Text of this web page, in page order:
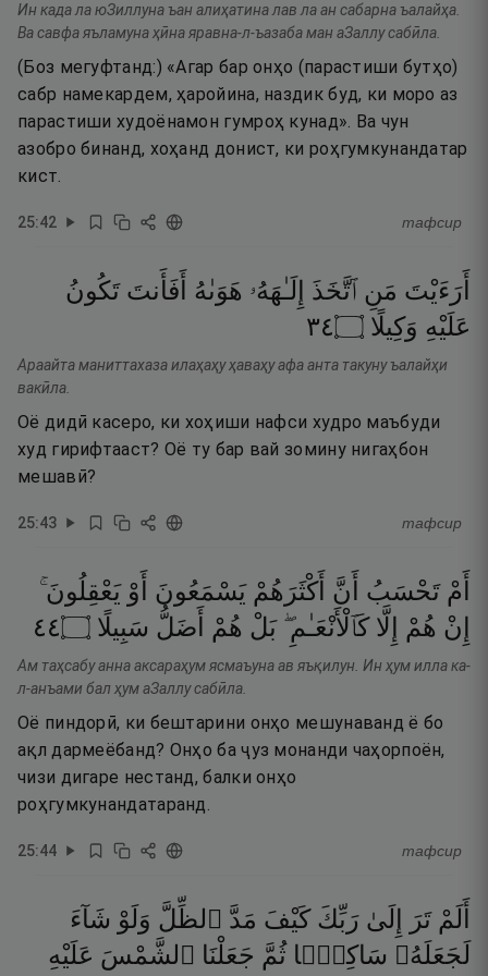
Ин када ла юЗиллуна ъан алиҳатина лав ла ан сабарна ъалайҳа.
Ва савфа яъламуна ҳӣна яравна-л-ъазаба ман аЗаллу сабӣла.
(Боз мегуфтанд:) «Агар бар онҳо (парастиши бутҳо)
сабр намекардем, ҳаройина, наздик буд, ки моро аз
парастиши худоёнамон гумроҳ кунад». Ва чун
азобро бинанд, хоҳанд донист, ки роҳгумкунандатар
кист.
25:42 тафсир
أَرَءَيْتَ مَنِ ٱتَّخَذَ إِلَـٰهَهُۥ هَوَىٰهُ أَفَأَنتَ تَكُونُ
عَلَيْهِ وَكِيلًا ۝٤٣
Араайта маниттахаза илаҳаҳу ҳаваҳу афа анта такуну ъалайҳи
вакӣла.
Оё дидӣ касеро, ки хоҳиши нафси худро маъбуди
худ гирифтааст? Оё ту бар вай зомину нигаҳбон
мешавӣ?
25:43 тафсир
أَمْ تَحْسَبُ أَنَّ أَكْثَرَهُمْ يَسْمَعُونَ أَوْ يَعْقِلُونَ ۚ
إِنْ هُمْ إِلَّا كَٱلْأَنْعَـٰمِ ۖ بَلْ هُمْ أَضَلُّ سَبِيلًا ۝٤٤
Ам таҳсабу анна аксараҳум ясмаъуна ав яъқилун. Ин ҳум илла ка-
л-анъами бал ҳум аЗаллу сабӣла.
Оё пиндорӣ, ки бештарини онҳо мешунаванд ё бо
ақл дармеёбанд? Онҳо ба ҷуз монанди чаҳорпоён,
чизи дигаре нестанд, балки онҳо
роҳгумкунандатаранд.
25:44 тафсир
أَلَمْ تَرَ إِلَىٰ رَبِّكَ كَيْفَ مَدَّ ٱلظِّلَّ وَلَوْ شَآءَ
لَجَعَلَهُۥ سَاكِنًۭا ثُمَّ جَعَلْنَا ٱلشَّمْسَ عَلَيْهِ